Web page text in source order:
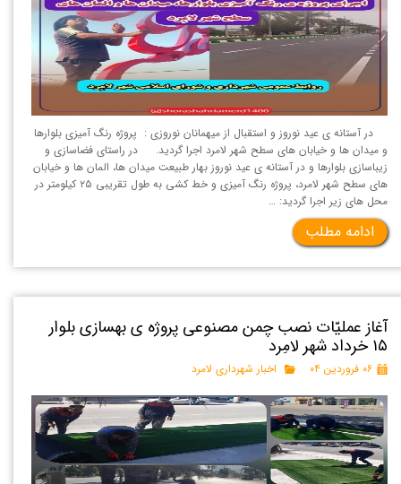
در آستانه ی عید نوروز و استقبال از میهمانان نوروزی : پروژه رنگ آمیزی بلوارها
و میدان ها و خیابان های سطح شهر لامرد اجرا گردید. در راستای فضاسازی و
زیباسازی بلوارها و در آستانه ی عید نوروز بهار طبیعت میدان ها، المان ها و خیابان
های سطح شهر لامرد، پروژه رنگ آمیزی و خط کشی به طول تقریبی ۲۵ کیلومتر در
محل های زیر اجرا گردید: …
ادامه مطلب
آغاز عملیّات نصب چمن مصنوعی پروژه ی بهسازی بلوار
۱۵ خرداد شهر لامِرد
۰۶ فروردین ۰۴ اخبار شهرداری لامرد